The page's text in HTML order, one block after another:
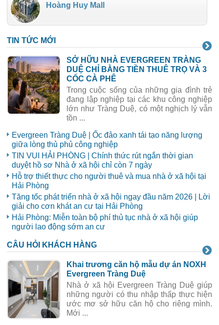
Hoàng Huy Mall
TIN TỨC MỚI
SỞ HỮU NHÀ EVERGREEN TRÀNG
DUỆ CHỈ BẰNG TIỀN THUÊ TRỌ VÀ 3
CỐC CÀ PHÊ
Trong cuộc sống của những gia đình trẻ
đang lập nghiệp tại các khu công nghiệp
lớn như Tràng Duệ, có một nghịch lý vẫn
tồn ...
Evergreen Tràng Duệ | Ốc đảo xanh tái tạo năng lượng
giữa lòng thủ phủ công nghiệp
TIN VUI HẢI PHÒNG | Chính thức rút ngắn thời gian
duyệt hồ sơ Nhà ở xã hội chỉ còn 7 ngày
Hỗ trợ thiết thực cho người thuê và mua nhà ở xã hội tại
Hải Phòng
Tăng tốc phát triển nhà ở xã hội ngay đầu năm 2026 | Lời
giải cho cơn khát an cư tại Hải Phòng
Hải Phòng: Miễn toàn bộ phí thủ tục nhà ở xã hội giúp
người lao động sớm an cư
CÂU HỎI KHÁCH HÀNG
Khai trương căn hộ mẫu dự án NOXH
Evergreen Tràng Duệ
Nhà ở xã hội Evergreen Tràng Duệ giúp
những người có thu nhập thấp thực hiện
ước mơ sở hữu căn hộ cho riêng mình.
Mới ...